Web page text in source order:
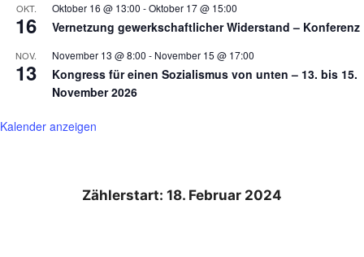
OKT.
16
Oktober 16 @ 13:00 -Oktober 17 @ 15:00
Vernetzung gewerkschaftlicher Widerstand – Konferenz
NOV.
13
November 13 @ 8:00 - November 15 @ 17:00
Kongress für einen Sozialismus von unten – 13. bis 15.
November 2026
Kalender anzeigen
Zählerstart: 18. Februar 2024